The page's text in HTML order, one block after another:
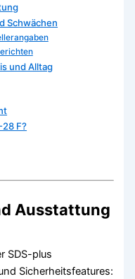
Schwächen
und Alltag
F?
Ausstattung
SDS-plus
Sicherheitsfeatures: